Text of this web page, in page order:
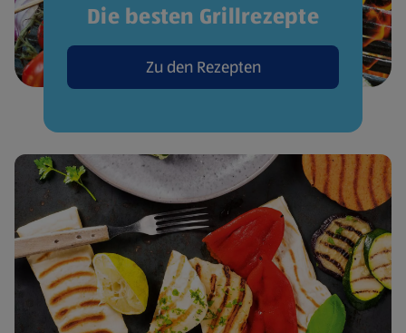
Die besten Grillrezepte
Zu den Rezepten